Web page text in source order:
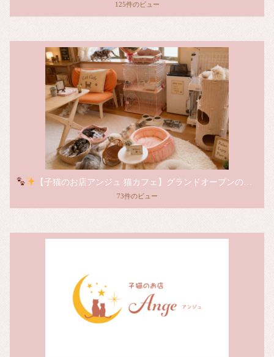
125件のビュー
【子猫のお店アンジュ 猫カフェ】グランドオープンのお知らせ
73件のビュー